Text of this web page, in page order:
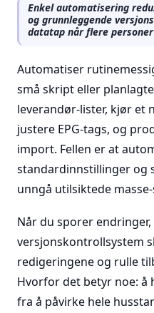
Enkel automatisering
og grunnleggende
datatap når flere
Automatiser
små skript eller
leverandør-lister, kjør et
justere EPG-tags, og
import. Fellen er at
standardinnstillinger og
unngå utilsiktede
Når du sporer
versjonskontrollsystem
redigeringene og rulle
Hvorfor det betyr noe:
fra å påvirke hele